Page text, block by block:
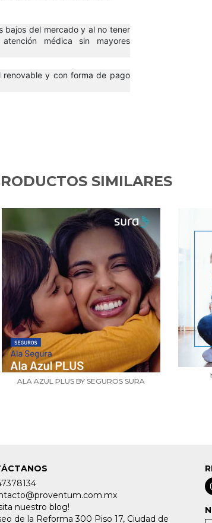
bajos del mercado y al no tener
médica sin mayores
renovable y con forma de pago
SIMILARES
ALA AZUL PLUS BY SEGUROS SURA
nuestro blog!
de la Reforma 300 Piso 17, Ciudad de